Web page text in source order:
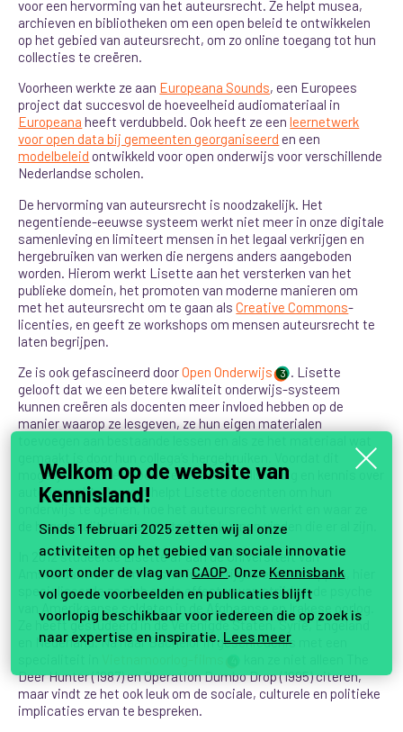
voor een hervorming van het auteursrecht. Ze helpt musea,
archieven en bibliotheken om een open beleid te ontwikkelen
op het gebied van auteursrecht, om zo online toegang tot hun
collecties te creëren.
Voorheen werkte ze aan Europeana Sounds, een Europees
project dat succesvol de hoeveelheid audiomateriaal in
Europeana heeft verdubbeld. Ook heeft ze eenleernetwerk
voor open data bij gemeenten georganiseerd en een
modelbeleid ontwikkeld voor open onderwijs voor verschillende
Nederlandse scholen.
De hervorming van auteursrecht is noodzakelijk. Het
negentiende-eeuwse systeem werkt niet meer in onze digitale
samenleving en limiteert mensen in het legaal verkrijgen en
hergebruiken van werken die nergens anders aangeboden
worden. Hierom werkt Lisette aan het versterken van het
publieke domein, het promoten van moderne manieren om
met het auteursrecht om te gaan alsCreative Commons-
licenties, en geeft ze workshops om mensen auteursrecht te
laten begrijpen.
Ze is ook gefascineerd doorOpen Onderwijs 3 . Lisette
gelooft dat we een betere kwaliteit onderwijs-systeem
kunnen creëren als docenten meer invloed hebben op de
manier waarop ze lesgeven, ze hun eigen materialen
mogelijk is hebben docenten nieuwe skills nodig en kennis over
auteursrecht. Daarom helpt Lisette docenten om hun
de hoge kwaliteit open materialen kunnen vinden die er al zijn.
In 2012 studeerde Lisette af aan de Universiteit van
Amsterdam met een Master in de Krijgswetenschappen, hier
specialiseerde ze zich op de effecten van strijd op de psyche
van Amerikaanse soldaten in de Afghaanse en Irakese oorlog.
Ze heeft gestudeerd in de Verenigde Staten, Syrië, Engeland
en Nederland. Na haar Bachelor in geschiedenis met een
Deer Hunter (1987) en Operation Dumbo Drop (1995) citeren,
maar vindt ze het ook leuk om de sociale, culturele en politieke
implicaties ervan te bespreken.
Welkom op de website van
Kennisland!
Sinds 1 februari 2025 zetten wij al onze
activiteiten op het gebied van sociale innovatie
voort onder de vlag van CAOP . Onze Kennisbank
vol goede voorbeelden en publicaties blijft
voorlopig beschikbaar voor iedereen die op zoek is
naar expertise en inspiratie. Lees meer